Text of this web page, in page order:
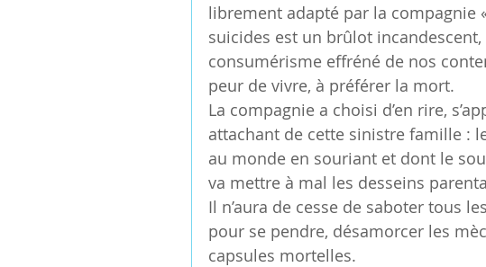
librement adapté par la compagnie
suicides est un brûlot
consumérisme effréné de nos
peur de vivre, à préférer la mort.
La compagnie a choisi d’en rire,
attachant de cette sinistre famille :
au monde en souriant et dont le
va mettre à mal les desseins
Il n’aura de cesse de saboter tous
pour se pendre, désamorcer les
capsules mortelles.